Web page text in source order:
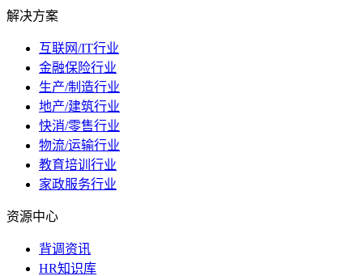
解决方案
互联网/IT行业
金融保险行业
生产/制造行业
地产/建筑行业
快消/零售行业
物流/运输行业
教育培训行业
家政服务行业
资源中心
背调资讯
HR知识库